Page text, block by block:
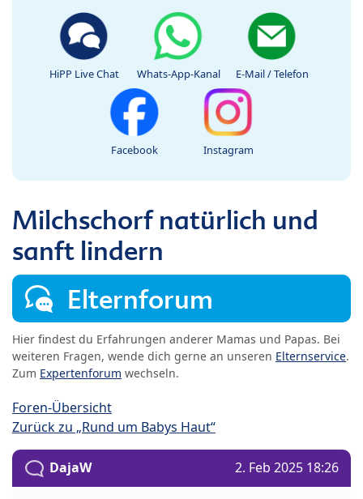
HiPP Live Chat Whats-App-Kanal E-Mail / Telefon
Facebook Instagram
Milchschorf natürlich und
sanft lindern
Elternforum
Hier findest du Erfahrungen anderer Mamas und Papas. Bei
weiteren Fragen, wende dich gerne an unseren Elternservice.
Zum Expertenforum wechseln.
Foren-Übersicht
Zurück zu „Rund um Babys Haut“
DajaW 2. Feb 2025 18:26